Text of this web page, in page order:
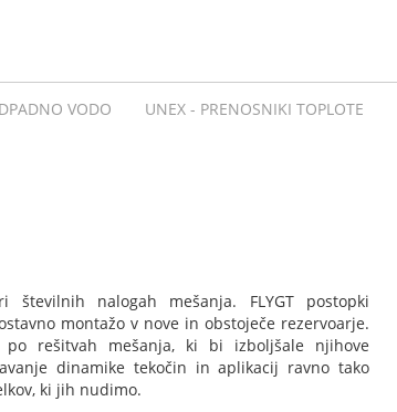
VODO UNEX - PRENOSNIKI TOPLOTE
številnih nalogah mešanja. FLYGT postopki
montažo v nove in obstoječe rezervoarje.
po rešitvah mešanja, ki bi izboljšale njihove
dinamike tekočin in aplikacij ravno tako
ki jih nudimo.